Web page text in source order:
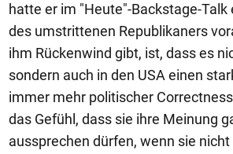
hatte er im "Heute"-Backstage-Talk
des umstrittenen Republikaners
ihm Rückenwind gibt, ist, dass es
sondern auch in den USA einen
immer mehr politischer
das Gefühl, dass sie ihre Meinung
aussprechen dürfen, wenn sie